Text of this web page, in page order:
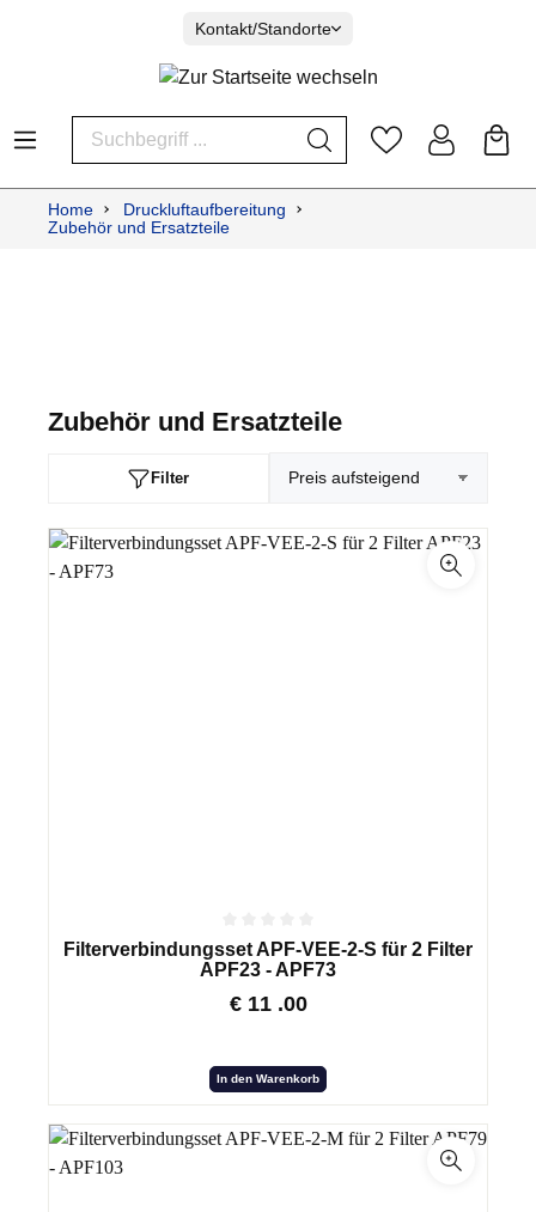
Kontakt/Standorte
Home
Druckluftaufbereitung
Zubehör und Ersatzteile
Zubehör und Ersatzteile
Filter
Filterverbindungsset APF-VEE-2-S für 2 Filter
APF23 - APF73
€ 11 .00
In den Warenkorb